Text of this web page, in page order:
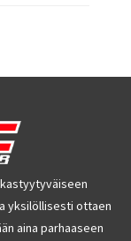
yksilöllisesti ottaen
aina parhaaseen